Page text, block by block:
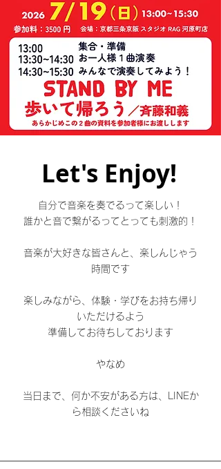
Let's Enjoy!
自分で音楽を奏でるって楽しい！
誰かと音で繋がるってとっても刺激的！
音楽が大好きな皆さんと、楽しんじゃう
時間です
楽しみながら、体験・学びをお持ち帰り
いただけるよう
準備してお待ちしております
やなめ
当日まで、何か不安がある方は、LINEか
ら相談くださいね